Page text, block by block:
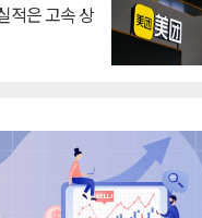
적은 고속 상